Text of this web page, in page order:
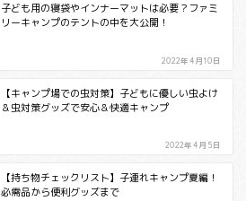
子ども用の寝袋やインナーマットは必要？ファミ
リーキャンプのテントの中を大公開！
2022年4月10日
【キャンプ場での虫対策】子どもに優しい虫よけ
＆虫対策グッズで安心＆快適キャンプ
2022年4月5日
【持ち物チェックリスト】子連れキャンプ夏編！
必需品から便利グッズまで